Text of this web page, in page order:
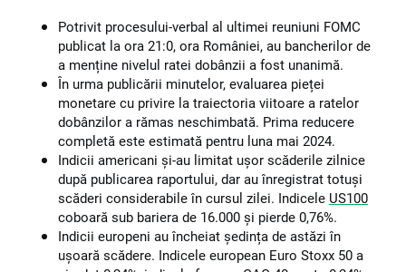
Potrivit procesului-verbal al ultimei reuniuni FOMC
publicat la ora 21:0, ora României, au bancherilor de
a menține nivelul ratei dobânzii a fost unanimă.
În urma publicării minutelor, evaluarea pieței
monetare cu privire la traiectoria viitoare a ratelor
dobânzilor a rămas neschimbată. Prima reducere
completă este estimată pentru luna mai 2024.
Indicii americani și-au limitat ușor scăderile zilnice
după publicarea raportului, dar au înregistrat totuși
scăderi considerabile în cursul zilei. Indicele US100
coboară sub bariera de 16.000 și pierde 0,76%.
Indicii europeni au încheiat ședința de astăzi în
ușoară scădere. Indicele european Euro Stoxx 50 a